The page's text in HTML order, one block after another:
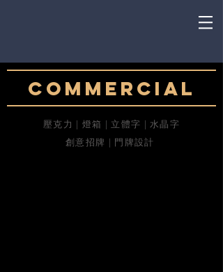
COMMERCIAL
壓克力 | 燈箱 | 立體字 | 水晶字
創意招牌 | 門牌設計